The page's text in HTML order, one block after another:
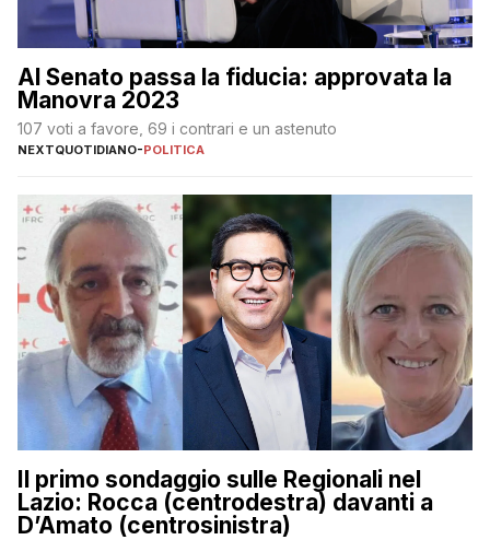
Al Senato passa la fiducia: approvata la
Manovra 2023
107 voti a favore, 69 i contrari e un astenuto
NEXTQUOTIDIANO-POLITICA
Il primo sondaggio sulle Regionali nel
Lazio: Rocca (centrodestra) davanti a
D’Amato (centrosinistra)